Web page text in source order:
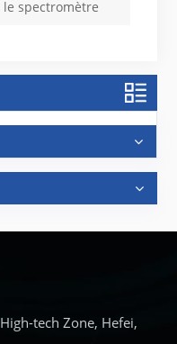
spectromètre
tech Zone, Hefei,